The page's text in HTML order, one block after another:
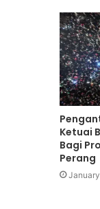
Ketuai
Bagi
Perang